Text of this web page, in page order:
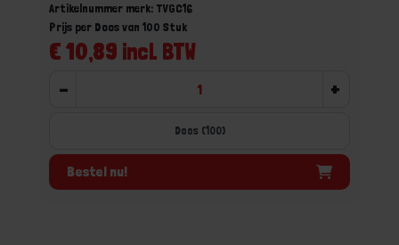
Artikelnummer merk: TVGC16
€ 10,89 incl. BTW
Prijs per Doos van 100 Stuk
- +
Doos (100)
Bestel nu!